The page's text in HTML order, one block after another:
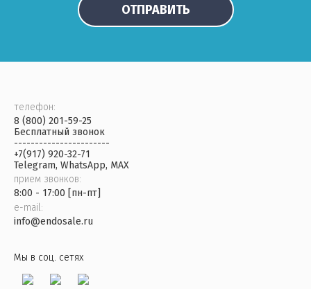
ОТПРАВИТЬ
телефон:
8 (800) 201-59-25
Бесплатный звонок
-----------------------
+7(917) 920-32-71
Telegram, WhatsApp, MAX
прием звонков:
8:00 - 17:00 [пн-пт]
e-mail:
info@endosale.ru
Мы в соц. сетях